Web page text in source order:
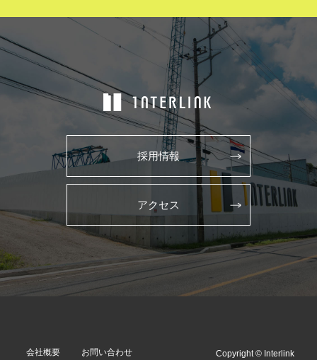
採用情報
アクセス
会社概要 お問い合わせ Copyright © Interlink